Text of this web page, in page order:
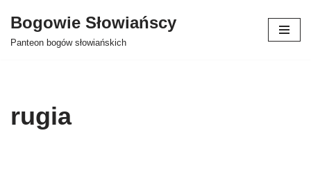
Przejdź
Bogowie Słowiańscy
Panteon bogów słowiańskich
rugia